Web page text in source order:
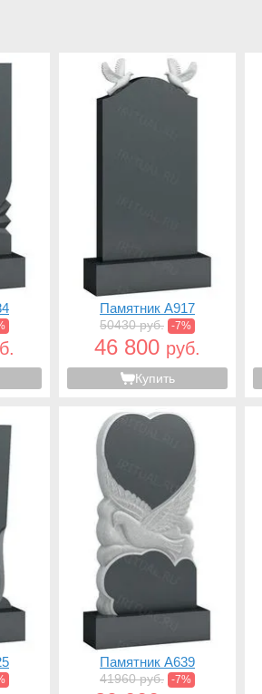
Памятник A917
50430 руб. -7%
46 800 руб.
Купить
Памятник A639
41960 руб. -7%